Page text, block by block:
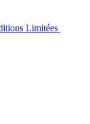
Limitées